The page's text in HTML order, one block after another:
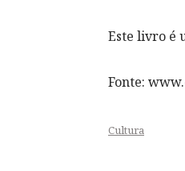
Este livro é
Fonte:
Cultura